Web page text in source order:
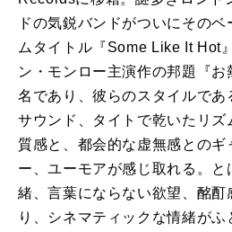
ドの気鋭バンドがついにその
ムタイトル『Some Like It Hot
ン・モンロー主演作の邦題『お
名であり、彼らのスタイルであ
サウンド、タイトで乾いたリズ
質感と、都会的な虚無感との
ー、ユーモアが感じ取れる。
緒、言葉にならない欲望、酩酊
り、シネマティックな情緒がふ